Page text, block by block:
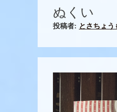
ぬくい
投稿者: とさちょう